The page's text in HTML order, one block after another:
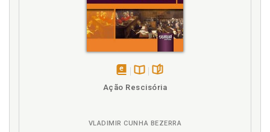
disponívelDisponível
páginas
Ação Rescisória
VLADIMIR CUNHA BEZERRA